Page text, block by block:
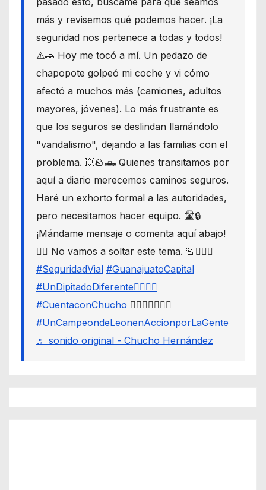
más y revisemos qué podemos hacer. ¡La
seguridad nos pertenece a todas y todos!
⚠️🚗 Hoy me tocó a mí. Un pedazo de
chapopote golpeó mi coche y vi cómo
afectó a muchos más (camiones, adultos
mayores, jóvenes). Lo más frustrante es
que los seguros se deslindan llamándolo
"vandalismo", dejando a las familias con el
problema. 💥🪨🛻 Quienes transitamos por
aquí a diario merecemos caminos seguros.
Haré un exhorto formal a las autoridades,
pero necesitamos hacer equipo. 🛣️🔒
¡Mándame mensaje o comenta aquí abajo!
👇🏼 No vamos a soltar este tema. 🚨🙋🏾‍♂️
#SeguridadVial #GuanajuatoCapital
#UnDipitadoDiferente🙋🏽‍♂️⚖️
#CuentaconChucho 🙋🏾‍♂️✌🏾☝🏾
#UnCampeondeLeonenAccionporLaGente
♬ sonido original - Chucho Hernández